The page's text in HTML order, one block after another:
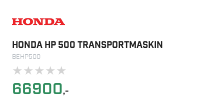
HONDA HP 500 TRANSPORTMASKIN
BEHP500
★★★★★
66900,-